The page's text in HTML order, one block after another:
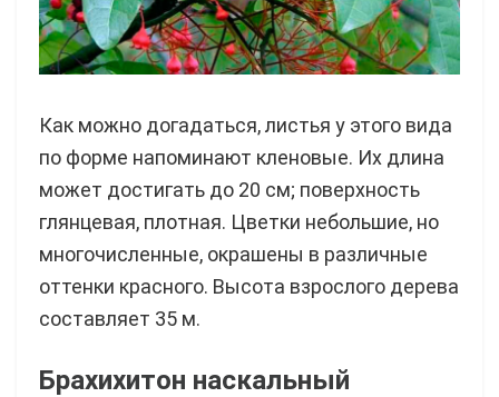
Как можно догадаться, листья у этого вида
по форме напоминают кленовые. Их длина
может достигать до 20 см; поверхность
глянцевая, плотная. Цветки небольшие, но
многочисленные, окрашены в различные
оттенки красного. Высота взрослого дерева
составляет 35 м.
Брахихитон наскальный